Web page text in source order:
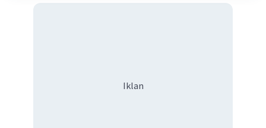
Iklan